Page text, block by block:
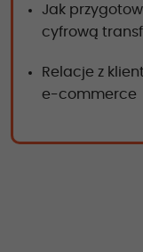
Jak
cyfrową
Relacje z
e-commerce